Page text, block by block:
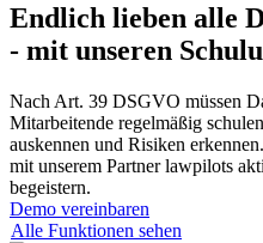
Endlich lieben alle
- mit unseren
Nach Art. 39 DSGVO müssen
Mitarbeitende regelmäßig
auskennen und Risiken
mit unserem Partner lawpilots
begeistern.
Demo vereinbaren
Alle Funktionen sehen